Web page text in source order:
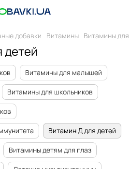
добавки Витамины Витамины
детей
Витамины для малышей
Витамины для школьников
Витамин Д для детей
Витамины детям для глаз